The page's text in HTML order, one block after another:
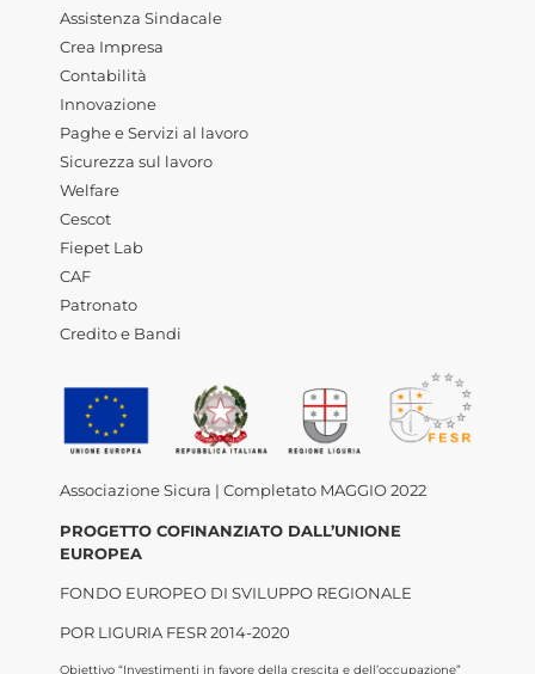
Assistenza Sindacale
Crea Impresa
Contabilità
Innovazione
Paghe e Servizi al lavoro
Sicurezza sul lavoro
Welfare
Cescot
Fiepet Lab
CAF
Patronato
Credito e Bandi
Associazione Sicura | Completato MAGGIO 2022
PROGETTO COFINANZIATO DALL’UNIONE
EUROPEA
FONDO EUROPEO DI SVILUPPO REGIONALE
POR LIGURIA FESR 2014-2020
Obiettivo “Investimenti in favore della crescita e dell’occupazione”